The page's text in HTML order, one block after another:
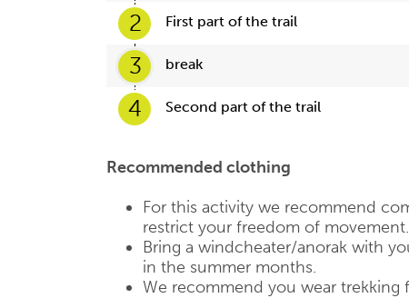
2 First part of the trail
3 break
4 Second part of the trail
Recommended clothing
For this activity we recommend
restrict your freedom of movement.
Bring a windcheater/anorak with
in the summer months.
We recommend you wear trekking